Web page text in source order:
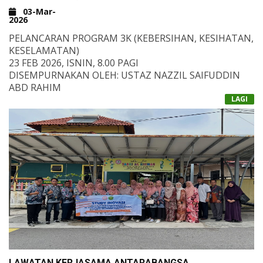
03-Mar-
2026
PELANCARAN PROGRAM 3K (KEBERSIHAN, KESIHATAN,
KESELAMATAN)
23 FEB 2026, ISNIN, 8.00 PAGI
DISEMPURNAKAN OLEH: USTAZ NAZZIL SAIFUDDIN
ABD RAHIM
LAGI